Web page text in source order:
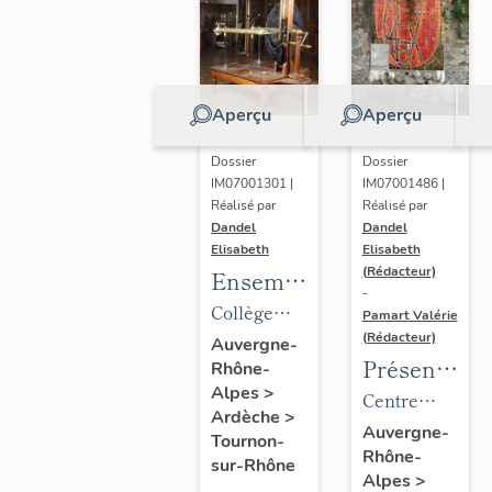
Serres
Aperçu
Dossier
IM07001301 |
Réalisé par
Dandel
Elisabeth
Ensemble
du
mobilier
du lycée
Gabriel
Faure
Collège
royal puis
collège de
jésuites dit
collège de
Tournon,
Auvergne-
Rhône-
Alpes>
Ardèche >
Tournon-
sur-Rhône
Aperçu
Dossier
IM07001486 |
Réalisé par
Dandel
Elisabeth
(Rédacteur)
-
Pamart Valérie
(Rédacteur)
des 1%
artistiques
du lycée
Centre
de garçons,
Auvergne-
Rhône-
Alpes>